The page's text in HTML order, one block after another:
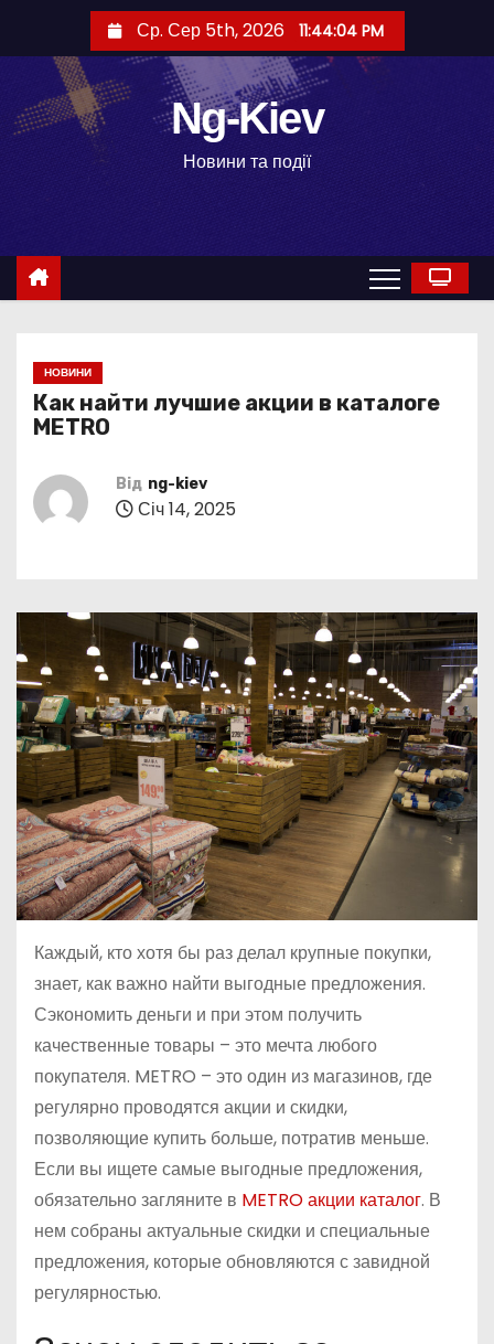
й
о
Ср. Сер 5th, 2026 11:44:05 PM
Ng-Kiev
Новини та події
НОВИНИ
Как найти лучшие акции в каталоге
METRO
Від ng-kiev
Січ 14, 2025
Каждый, кто хотя бы раз делал крупные покупки,
знает, как важно найти выгодные предложения.
Сэкономить деньги и при этом получить
качественные товары – это мечта любого
покупателя. METRO – это один из магазинов, где
регулярно проводятся акции и скидки,
позволяющие купить больше, потратив меньше.
Если вы ищете самые выгодные предложения,
обязательно загляните в METRO акции каталог. В
нем собраны актуальные скидки и специальные
предложения, которые обновляются с завидной
регулярностью.